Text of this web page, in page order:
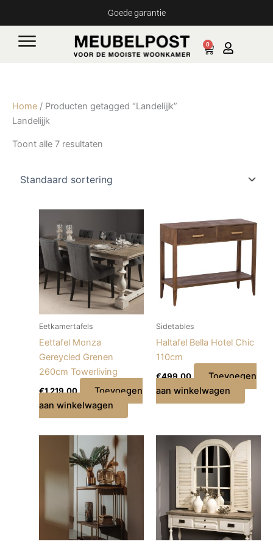
inhoud
Goede garantie
0
Cart
Home / Producten getagged “Landelijjk”
Landelijjk
Toont alle 7 resultaten
Eetkamertafels
Eettafel Monza
Gereycled Grenen
260cm Towerliving
€1.219,00
Toevoegen
aan winkelwagen
Sidetables
Haltafel Bella Hotel Chic
110cm
€499,00
Toevoegen
aan winkelwagen